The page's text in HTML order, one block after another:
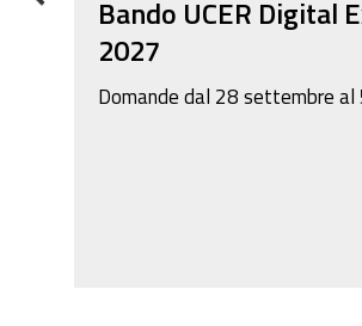
Bando UCER Digital
2027
Domande dal 28 settembre